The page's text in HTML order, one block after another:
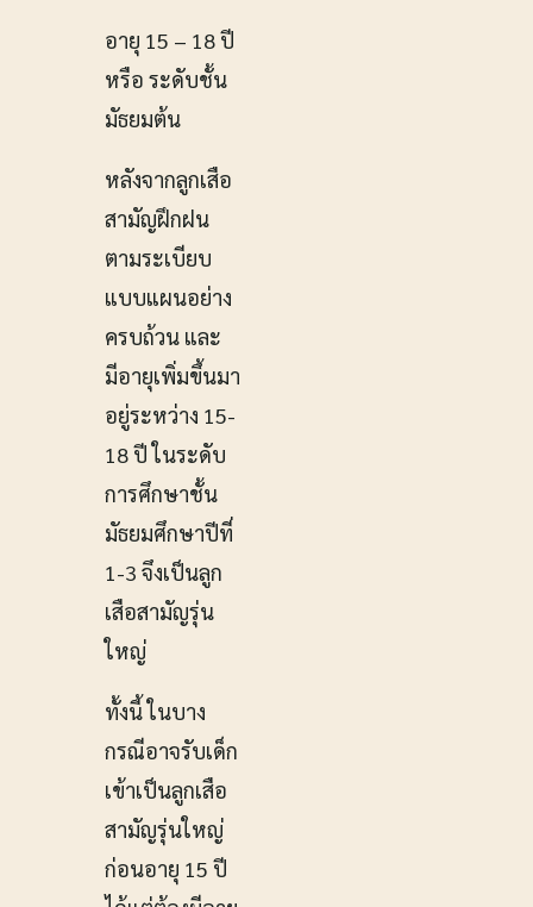
อายุ 15 – 18 ปี
หรือ ระดับชั้น
มัธยมต้น
หลังจากลูกเสือ
สามัญฝึกฝน
ตามระเบียบ
แบบแผนอย่าง
ครบถ้วน และ
มีอายุเพิ่มขึ้นมา
อยู่ระหว่าง 15-
18 ปี ในระดับ
การศึกษาชั้น
มัธยมศึกษาปีที่
1-3 จึงเป็นลูก
เสือสามัญรุ่น
ใหญ่
ทั้งนี้ ในบาง
กรณีอาจรับเด็ก
เข้าเป็นลูกเสือ
สามัญรุ่นใหญ่
ก่อนอายุ 15 ปี